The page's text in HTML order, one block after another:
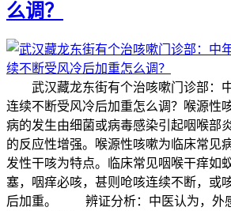
么调？
武汉藏龙东街有个治咳嗽门诊部：
连续不断受风冷后加重怎么调？喉源性
病的发生由细菌或病毒感染引起咽喉部
的反应性增强。喉源性咳嗽为临床常见
发性干咳为特点。临床常见咽喉干痒如
塞，咽痒必咳，甚则呛咳连续不断，或
后加重。 辨证分析：中医认为，外